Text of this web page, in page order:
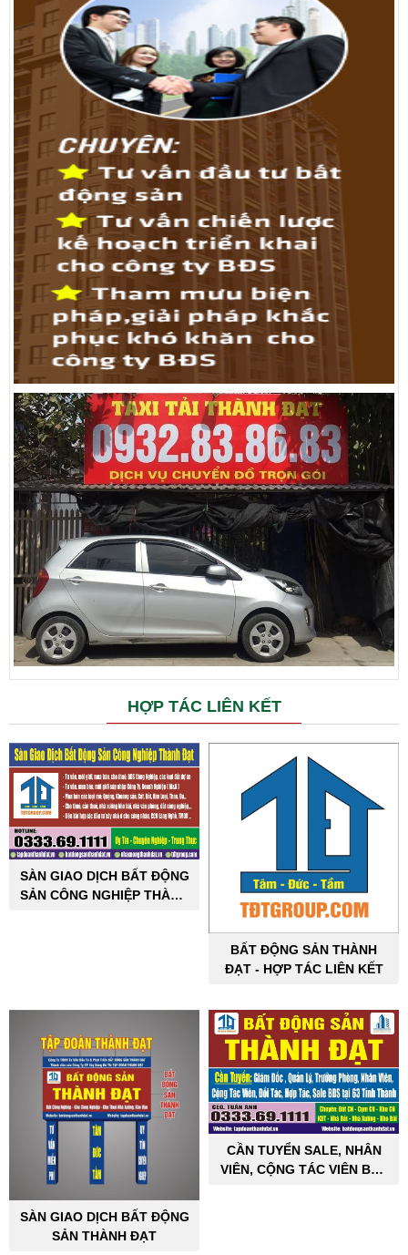
HỢP TÁC LIÊN KẾT
SÀN GIAO DỊCH BẤT ĐỘNG
SẢN CÔNG NGHIỆP THÀNH
BẤT ĐỘNG SẢN THÀNH
ĐẠT - HỢP TÁC LIÊN KẾT
SÀN GIAO DỊCH BẤT ĐỘNG
SẢN THÀNH ĐẠT
CẦN TUYỂN SALE, NHÂN
VIÊN, CỘNG TÁC VIÊN BẤT